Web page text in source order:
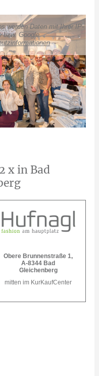
werden Daten mit Ihrer IP-
bzw. Google
x in Bad
Obere Brunnenstraße 1,
A-8344 Bad
Gleichenberg
mitten im KurKaufCenter